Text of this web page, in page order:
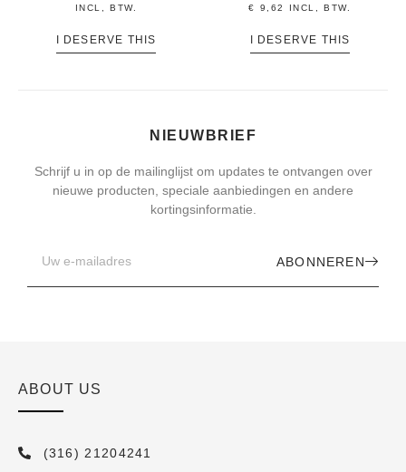
INCL, BTW.
I DESERVE THIS
€
9,62 INCL, BTW.
I DESERVE THIS
NIEUWBRIEF
Schrijf u in op de mailinglijst om updates te ontvangen over
nieuwe producten, speciale aanbiedingen en andere
kortingsinformatie.
ABONNEREN
ABOUT US
(316) 21204241